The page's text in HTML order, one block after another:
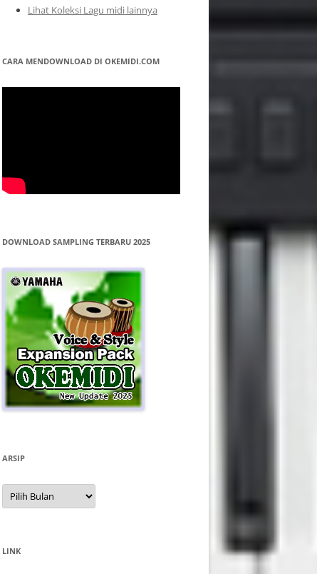
Lihat Koleksi Lagu midi lainnya
CARA MENDOWNLOAD DI OKEMIDI.COM
DOWNLOAD SAMPLING TERBARU 2025
ARSIP
Arsip
LINK